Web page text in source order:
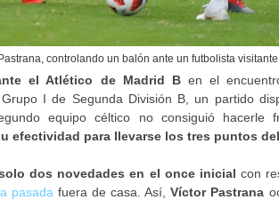
controlando un balón ante un futbolista visitante
el Atlético de Madrid Ben el
I de Segunda División B, un partido
equipo céltico no consiguió hacerle
efectividad para llevarse los tres puntos
dos novedades en el once inicial con
pasada fuera de casa. Así,Víctor Pastrana